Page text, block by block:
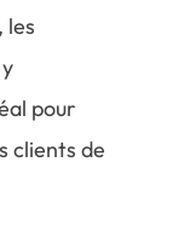
les
pour
clients de